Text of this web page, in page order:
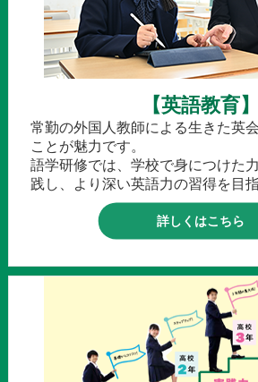
【英語教育】
常勤の外国人教師による生きた英
ことが魅力です。
語学研修では、学校で身につけた
践し、より深い英語力の習得を目指
詳しくはこちら